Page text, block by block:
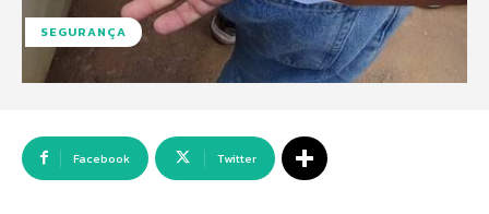
SEGURANÇA
Facebook Twitter